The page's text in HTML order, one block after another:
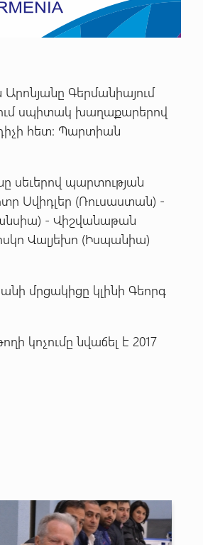
Գերմանիայում
սպիտակ խաղաքարերով
հետ։ Պարտիան
սեւերով պարտության
Սվիդլեր (Ռուսաստան) -
- Վիշվանաթան
Վալյեխո (Իսպանիա)
մրցակիցը կլինի Գեորգ
կոչումը նվաճել է 2017